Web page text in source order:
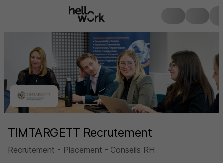
TIMTARGETT Recrutement
Recrutement - Placement - Conseils RH